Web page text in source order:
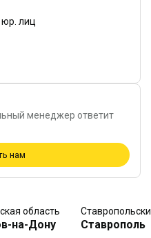
лиц
менеджер ответит
нам
область
на-Дону Ставрополь